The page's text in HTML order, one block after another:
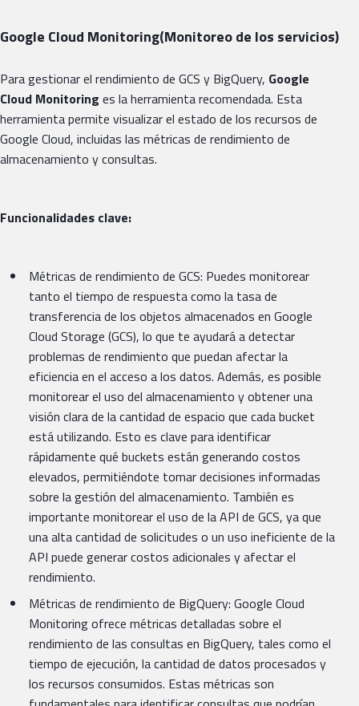
Google Cloud Monitoring(Monitoreo de los servicios)
Para gestionar el rendimiento de GCS y BigQuery, Google
Cloud Monitoring es la herramienta recomendada. Esta
herramienta permite visualizar el estado de los recursos de
Google Cloud, incluidas las métricas de rendimiento de
almacenamiento y consultas.
Funcionalidades clave:
Métricas de rendimiento de GCS: Puedes monitorear
tanto el tiempo de respuesta como la tasa de
transferencia de los objetos almacenados en Google
Cloud Storage (GCS), lo que te ayudará a detectar
problemas de rendimiento que puedan afectar la
eficiencia en el acceso a los datos. Además, es posible
monitorear el uso del almacenamiento y obtener una
visión clara de la cantidad de espacio que cada bucket
está utilizando. Esto es clave para identificar
rápidamente qué buckets están generando costos
elevados, permitiéndote tomar decisiones informadas
sobre la gestión del almacenamiento. También es
importante monitorear el uso de la API de GCS, ya que
una alta cantidad de solicitudes o un uso ineficiente de la
API puede generar costos adicionales y afectar el
rendimiento.
Métricas de rendimiento de BigQuery: Google Cloud
Monitoring ofrece métricas detalladas sobre el
rendimiento de las consultas en BigQuery, tales como el
tiempo de ejecución, la cantidad de datos procesados y
los recursos consumidos. Estas métricas son